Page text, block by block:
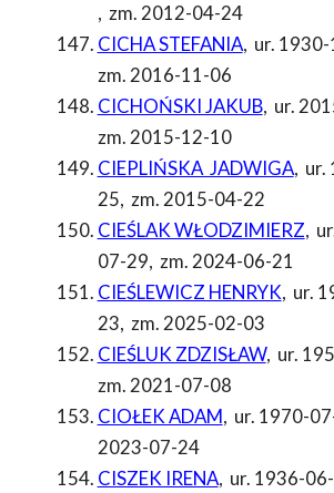
, zm. 2012-04-24
CICHA STEFANIA, ur.
zm. 2016-11-06
CICHOŃSKI JAKUB, ur.
zm. 2015-12-10
CIEPLIŃSKA JADWIGA, ur.
25, zm. 2015-04-22
CIEŚLAK WŁODZIMIERZ,
07-29, zm. 2024-06-21
CIEŚLEWICZ HENRYK, ur.
23, zm. 2025-02-03
CIEŚLUK ZDZISŁAW, ur.
zm. 2021-07-08
CIOŁEK ADAM, ur. 1970-
2023-07-24
CISZEK IRENA, ur. 1936-